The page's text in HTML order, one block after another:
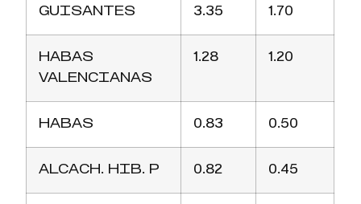
GUISANTES 3.35 1.70
HABAS
VALENCIANAS
1.28 1.20
HABAS 0.83 0.50
ALCACH. HIB. P 0.82 0.45